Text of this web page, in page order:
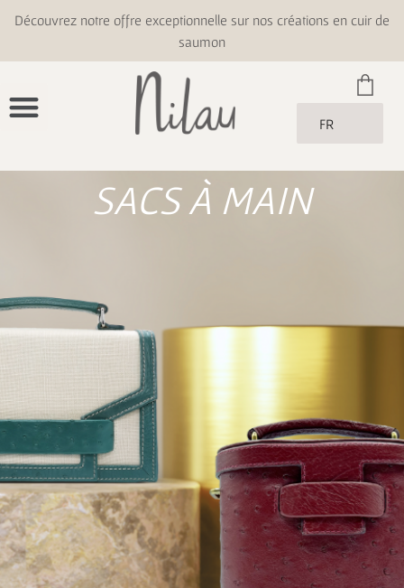
Découvrez notre offre exceptionnelle sur nos créations en cuir de
saumon
FR
SACS À MAIN